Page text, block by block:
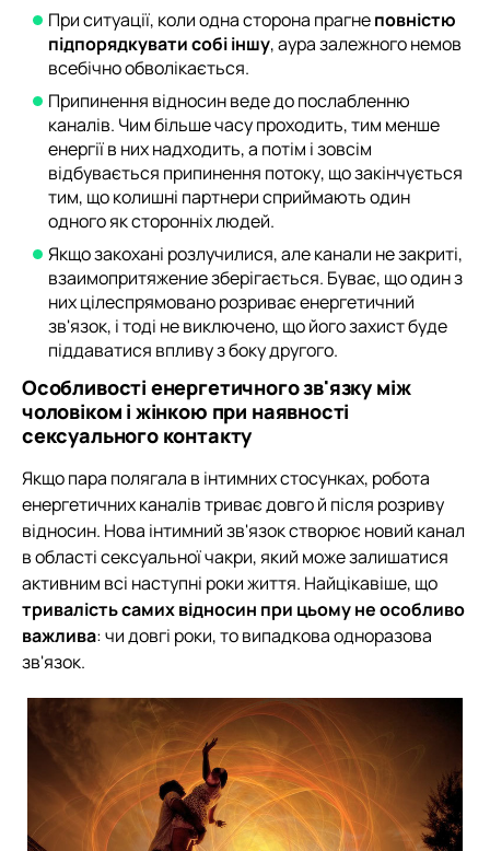
При ситуації, коли одна сторона прагнеповністю
підпорядкувати собі іншу, аура залежного немов
всебічно обволікається.
Припинення відносин веде до послабленню
каналів. Чим більше часу проходить, тим менше
енергії в них надходить, а потім і зовсім
відбувається припинення потоку, що закінчується
тим, що колишні партнери сприймають один
одного як сторонніх людей.
Якщо закохані розлучилися, але канали не закриті,
взаимопритяжение зберігається. Буває, що один з
них цілеспрямовано розриває енергетичний
зв'язок, і тоді не виключено, що його захист буде
піддаватися впливу з боку другого.
Особливості енергетичного зв'язку між
чоловіком і жінкою при наявності
сексуального контакту
Якщо пара полягала в інтимних стосунках, робота
енергетичних каналів триває довго й після розриву
відносин. Нова інтимний зв'язок створює новий канал
в області сексуальної чакри, який може залишатися
активним всі наступні роки життя. Найцікавіше, що
тривалість самих відносин при цьому не особливо
важлива: чи довгі роки, то випадкова одноразова
зв'язок.